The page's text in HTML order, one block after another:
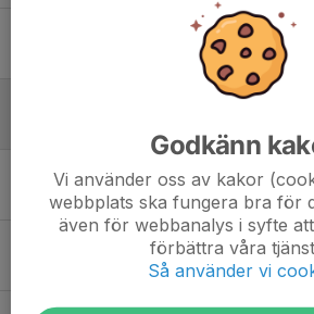
11-MANNA PLANEN
HEMMAMATCH I MORGON PÅ
26 jun, 15:34 0
Hemmamatcher v 26!
22 jun, 13:39 0
Godkänn
Vi använder oss av kakor
webbplats ska fungera bra för
även för webbanalys i syfte
förbättra våra
Så använder vi